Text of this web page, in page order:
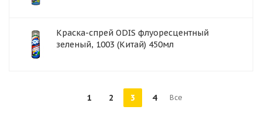
Краска-спрей ODIS флуоресцентный
зеленый, 1003 (Китай) 450мл
1 2 3 4 Все